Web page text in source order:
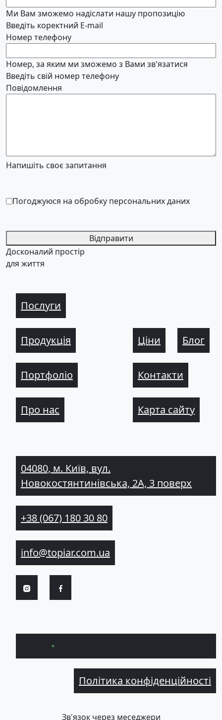
Ми Вам зможемо надіслати нашу пропозицію
Введіть коректний E-mail
Номер телефону
Номер, за яким ми зможемо з Вами зв'язатися
Введіть свій номер телефону
Повідомлення
Напишіть своє запитання
Погоджуюся на обробку персональних даних
Відправити
Досконалий простір
для життя
Послуги
Продукція
Портфоліо
Про нас
Ціни Блог
Контакти
Карта сайту
04080, м. Київ, вул.
Новокостянтинівська, 2А, 3 поверх
+38 (067) 180 30 80
info@topiar.com.ua
Політика конфіденційності
Зв'язок через меседжери